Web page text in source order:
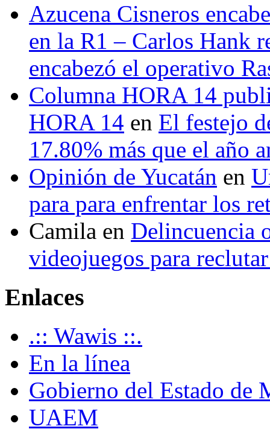
Azucena Cisneros
en la R1 – Carlos Hank
encabezó el operativo
Columna HORA 14
HORA 14 en El festejo
17.80% más que el año
Opinión de Yucatán en
para para enfrentar los
Camila en Delincuencia
videojuegos para
Enlaces
.:: Wawis ::.
En la línea
Gobierno del Estado de
UAEM